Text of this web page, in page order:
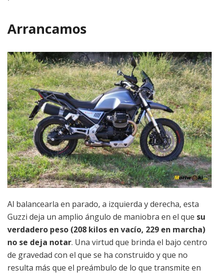
Arrancamos
Al balancearla en parado, a izquierda y derecha, esta
Guzzi deja un amplio ángulo de maniobra en el que su
verdadero peso (208 kilos en vacío, 229 en marcha)
no se deja notar. Una virtud que brinda el bajo centro
de gravedad con el que se ha construido y que no
resulta más que el preámbulo de lo que transmite en